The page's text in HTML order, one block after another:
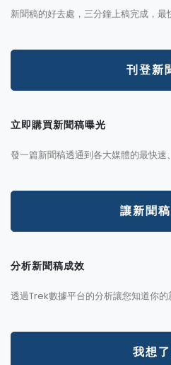
新聞稿的好去處，三分鐘上稿完成，最
刊登新
立即購買新聞稿曝光
發一篇新聞稿透通到各大媒體的最快速
讓新聞
分析新聞稿成效
透過Trek數據平台的分析讓您知道你的
我想